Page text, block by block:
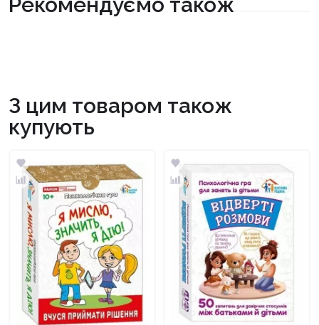
З цим товаром також
купують